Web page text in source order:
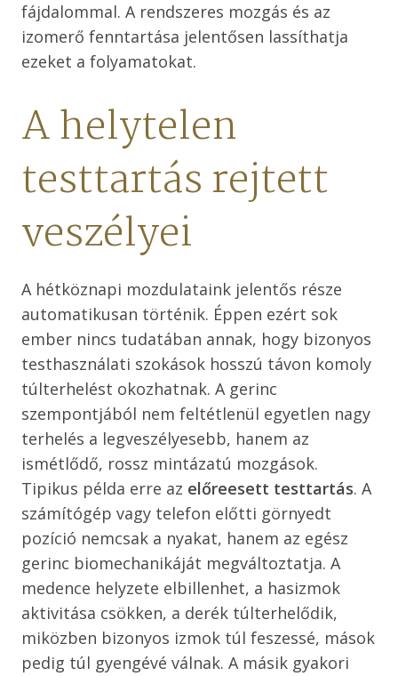
fájdalommal. A rendszeres mozgás és az
izomerő fenntartása jelentősen lassíthatja
ezeket a folyamatokat.
A helytelen
testtartás rejtett
veszélyei
A hétköznapi mozdulataink jelentős része
automatikusan történik. Éppen ezért sok
ember nincs tudatában annak, hogy bizonyos
testhasználati szokások hosszú távon komoly
túlterhelést okozhatnak. A gerinc
szempontjából nem feltétlenül egyetlen nagy
terhelés a legveszélyesebb, hanem az
ismétlődő, rossz mintázatú mozgások.
Tipikus példa erre az előreesett testtartás. A
számítógép vagy telefon előtti görnyedt
pozíció nemcsak a nyakat, hanem az egész
gerinc biomechanikáját megváltoztatja. A
medence helyzete elbillenhet, a hasizmok
aktivitása csökken, a derék túlterhelődik,
miközben bizonyos izmok túl feszessé, mások
pedig túl gyengévé válnak. A másik gyakori